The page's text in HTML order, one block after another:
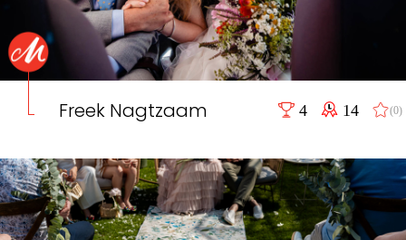
Freek Nagtzaam 4 14 (0)